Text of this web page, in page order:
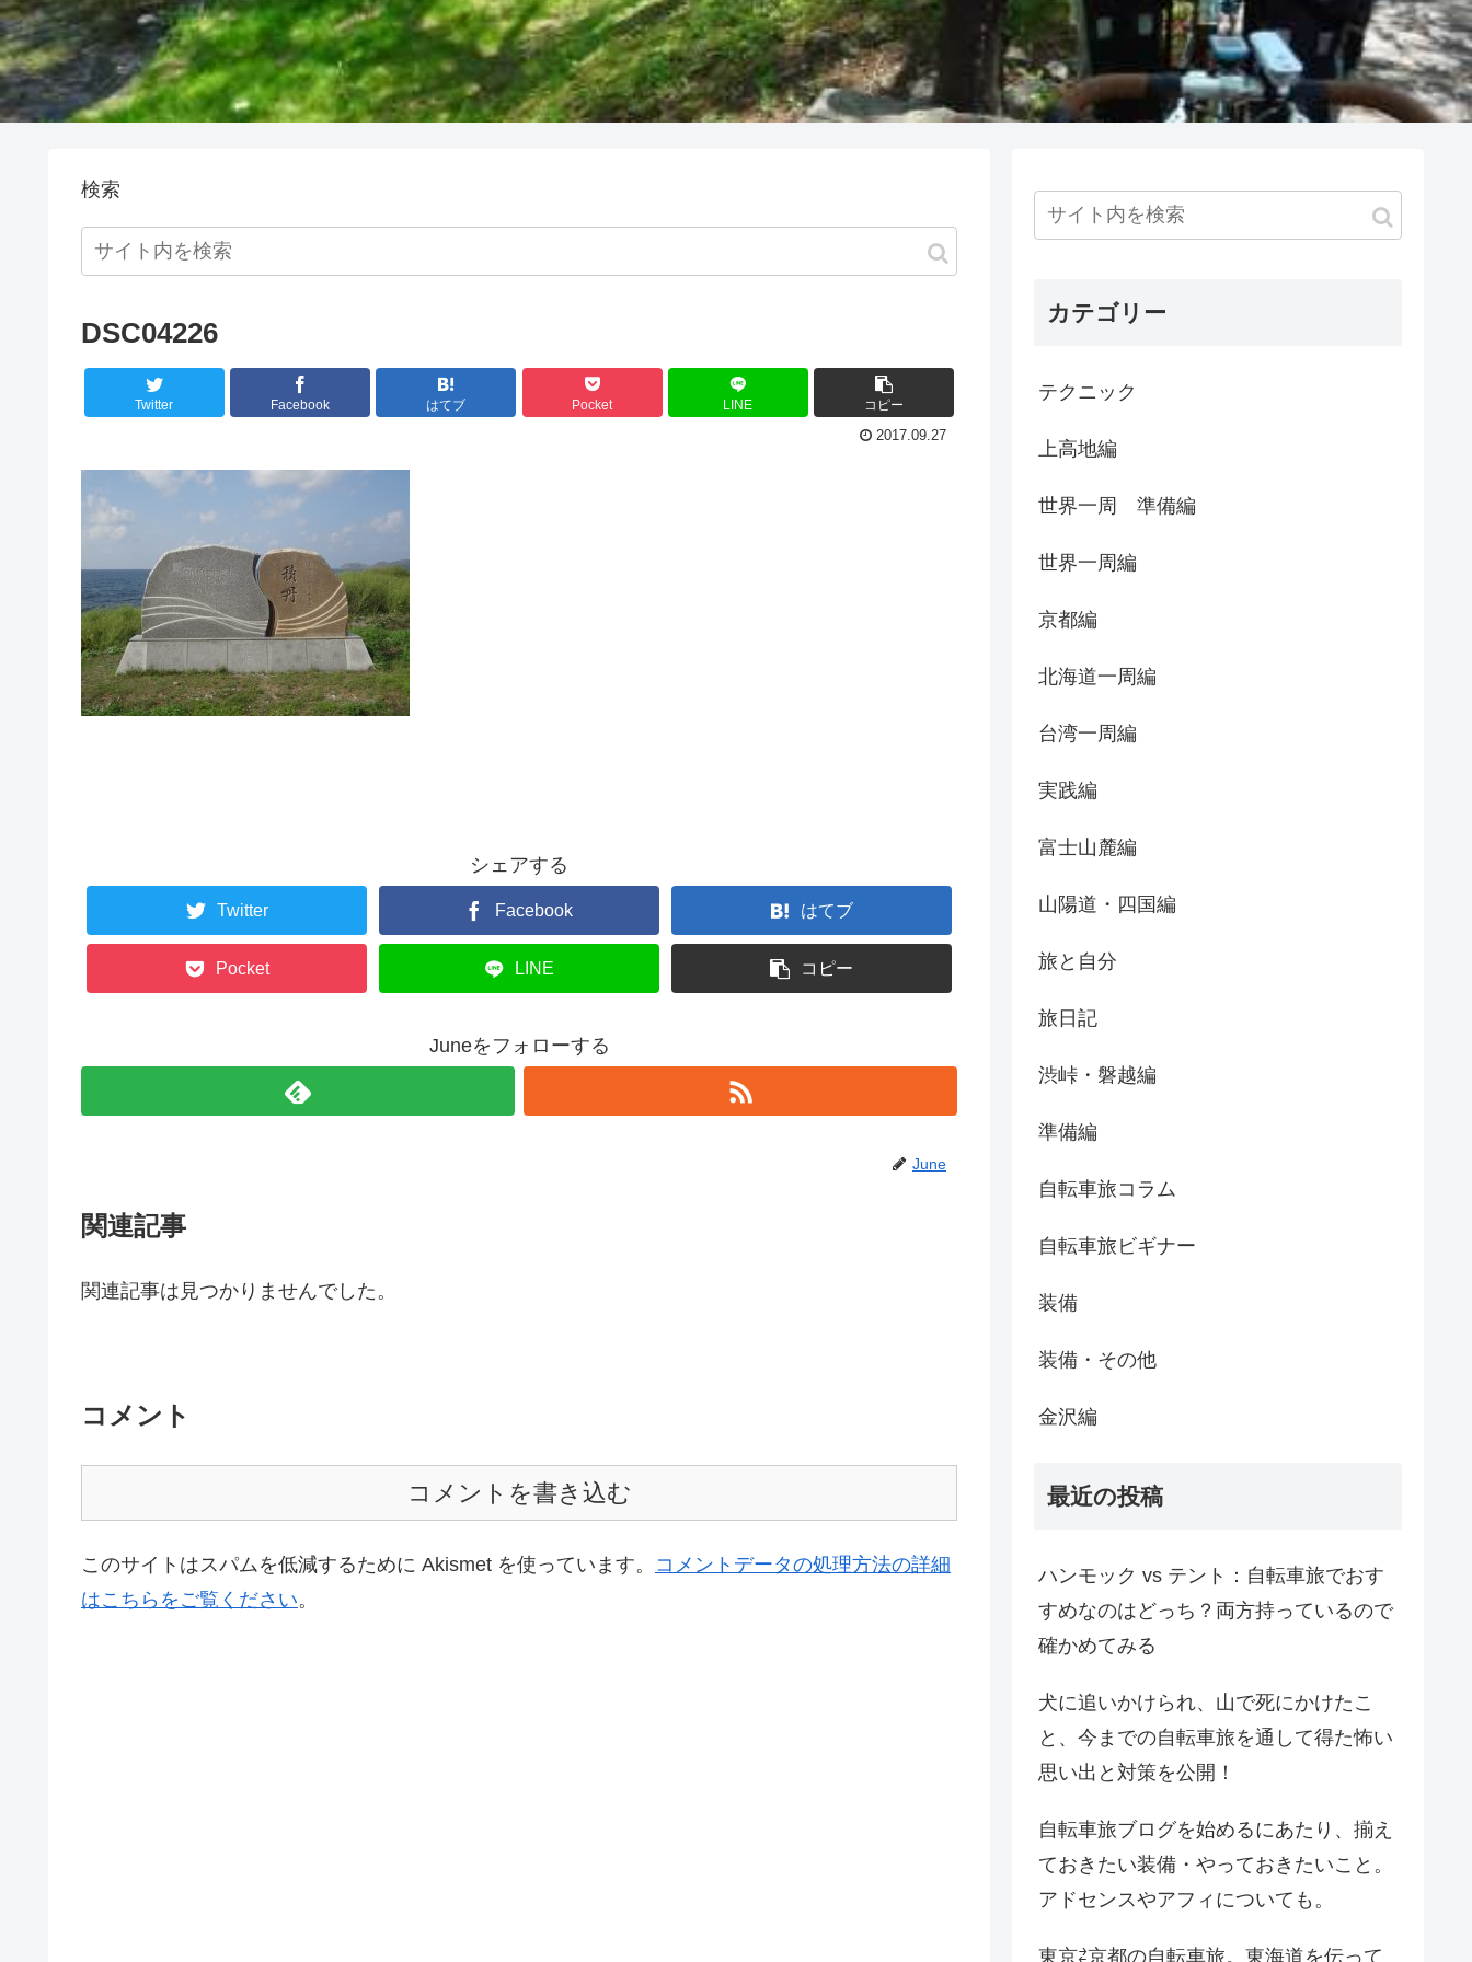
検索
DSC04226
Twitter Facebook はてブ Pocket LINE コピー
2017.09.27
シェアする
Twitter Facebook はてブ
Pocket LINE コピー
Juneをフォローする
June
関連記事
関連記事は見つかりませんでした。
コメント
コメントを書き込む
このサイトはスパムを低減するために Akismet を使っています。 コメントデータの処理方法の詳細
はこちらをご覧ください。
カテゴリー
テクニック
上高地編
世界一周 準備編
世界一周編
京都編
北海道一周編
台湾一周編
実践編
富士山麓編
山陽道・四国編
旅と自分
旅日記
渋峠・磐越編
準備編
自転車旅コラム
自転車旅ビギナー
装備
装備・その他
金沢編
最近の投稿
ハンモック vs テント：自転車旅でおす
すめなのはどっち？両方持っているので
確かめてみる
犬に追いかけられ、山で死にかけたこ
と、今までの自転車旅を通して得た怖い
思い出と対策を公開！
自転車旅ブログを始めるにあたり、揃え
ておきたい装備・やっておきたいこと。
アドセンスやアフィについても。
東京⇄京都の自転車旅。東海道を伝って